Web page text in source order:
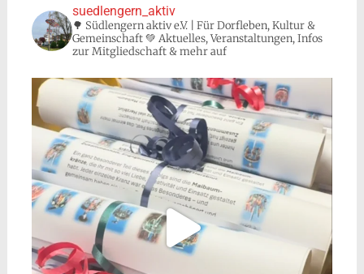
suedlengern_aktiv
🌳 Südlengern aktiv e.V. | Für Dorfleben, Kultur &
Gemeinschaft 💚 Aktuelles, Veranstaltungen, Infos
zur Mitgliedschaft & mehr auf